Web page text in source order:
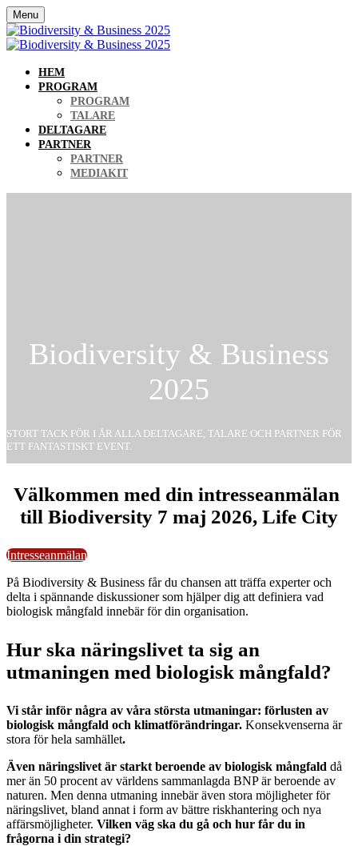
Menu
HEM
PROGRAM
PROGRAM
TALARE
DELTAGARE
PARTNER
PARTNER
MEDIAKIT
Biodiversity & Business
2025
STORT TACK FÖR I ÅR ALLA DELTAGARE, TALARE OCH PARTNER FÖR
ETT FANTASTISKT EVENT.
Välkommen med din intresseanmälan
till Biodiversity 7 maj 2026, Life City
Intresseanmälan
På Biodiversity & Business får du chansen att träffa experter och
delta i spännande diskussioner som hjälper dig att definiera vad
biologisk mångfald innebär för din organisation.
Hur ska näringslivet ta sig an
utmaningen med biologisk mångfald?
Vi står inför några av våra största utmaningar: förlusten av
biologisk mångfald och klimatförändringar. Konsekvenserna är
stora för hela samhället.
Även näringslivet är starkt beroende av biologisk mångfald då
mer än 50 procent av världens sammanlagda BNP är beroende av
naturen. Men denna utmaning innebär även stora möjligheter för
näringslivet, bland annat i form av bättre riskhantering och nya
affärsmöjligheter. Vilken väg ska du gå och hur får du in
frågorna i din strategi?